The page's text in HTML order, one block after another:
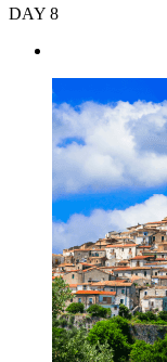
DAY 8